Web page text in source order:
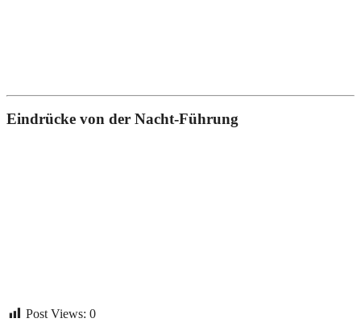
Eindrücke von der Nacht-Führung
Post Views: 0